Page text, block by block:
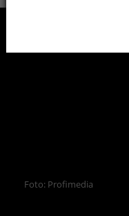
Foto: Profimedia